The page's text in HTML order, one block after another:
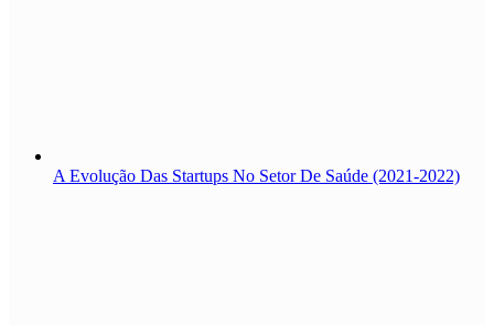
A Evolução Das Startups No Setor De Saúde (2021-2022)